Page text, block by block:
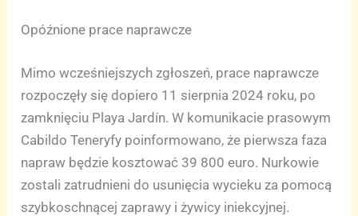
Opóźnione prace naprawcze
Mimo wcześniejszych zgłoszeń, prace naprawcze
rozpoczęły się dopiero 11 sierpnia 2024 roku, po
zamknięciu Playa Jardín. W komunikacie prasowym
Cabildo Teneryfy poinformowano, że pierwsza faza
napraw będzie kosztować 39 800 euro. Nurkowie
zostali zatrudnieni do usunięcia wycieku za pomocą
szybkoschnącej zaprawy i żywicy iniekcyjnej.